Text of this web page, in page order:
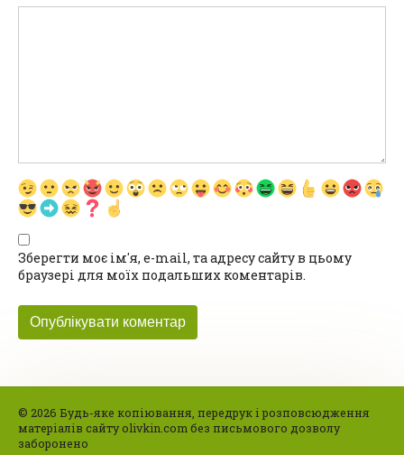
Зберегти моє ім'я, e-mail, та адресу сайту в цьому
браузері для моїх подальших коментарів.
© 2026 Будь-яке копіювання, передрук і розповсюдження
матеріалів сайту olivkin.com без письмового дозволу
заборонено